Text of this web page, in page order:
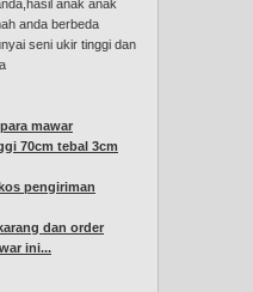
anak anak
anda berbeda
seni ukir tinggi dan
mawar
70cm tebal 3cm
pengiriman
dan order
ini...